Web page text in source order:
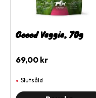
Goood Veggie, 70g
69,00 kr
Slutsåld